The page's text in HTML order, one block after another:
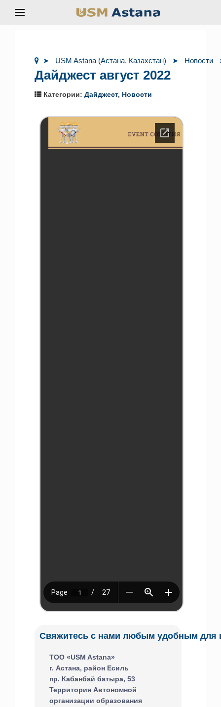
USM Astana (Астана, Казахстан) Новости
Дайджест август 2022
Категории: Дайджест, Новости
Свяжитесь с нами любым удобным для
ТОО «USM Astana»
г. Астана, район Есиль
пр. Кабанбай батыра, 53
Территория Автономной
организации образования